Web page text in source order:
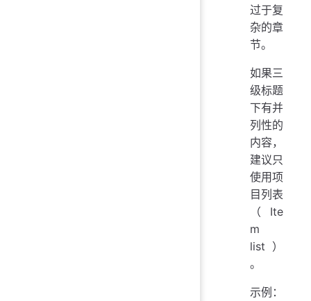
过于复
杂的章
节。
如果三
级标题
下有并
列性的
内容，
建议只
使用项
目列表
（Ite
m
list）
。
示例：